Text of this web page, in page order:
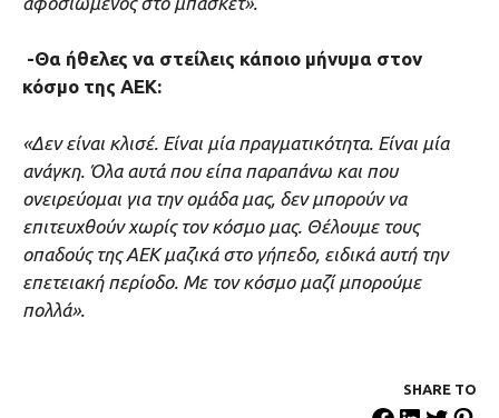
-Θα ήθελες να στείλεις κάποιο μήνυμα στον
κόσμο της ΑΕΚ:
«Δεν είναι κλισέ. Είναι μία πραγματικότητα. Είναι μία
ανάγκη. Όλα αυτά που είπα παραπάνω και που
ονειρεύομαι για την ομάδα μας, δεν μπορούν να
επιτευχθούν χωρίς τον κόσμο μας. Θέλουμε τους
οπαδούς της ΑΕΚ μαζικά στο γήπεδο, ειδικά αυτή την
επετειακή περίοδο. Με τον κόσμο μαζί μπορούμε
πολλά».
SHARE ΤΟ